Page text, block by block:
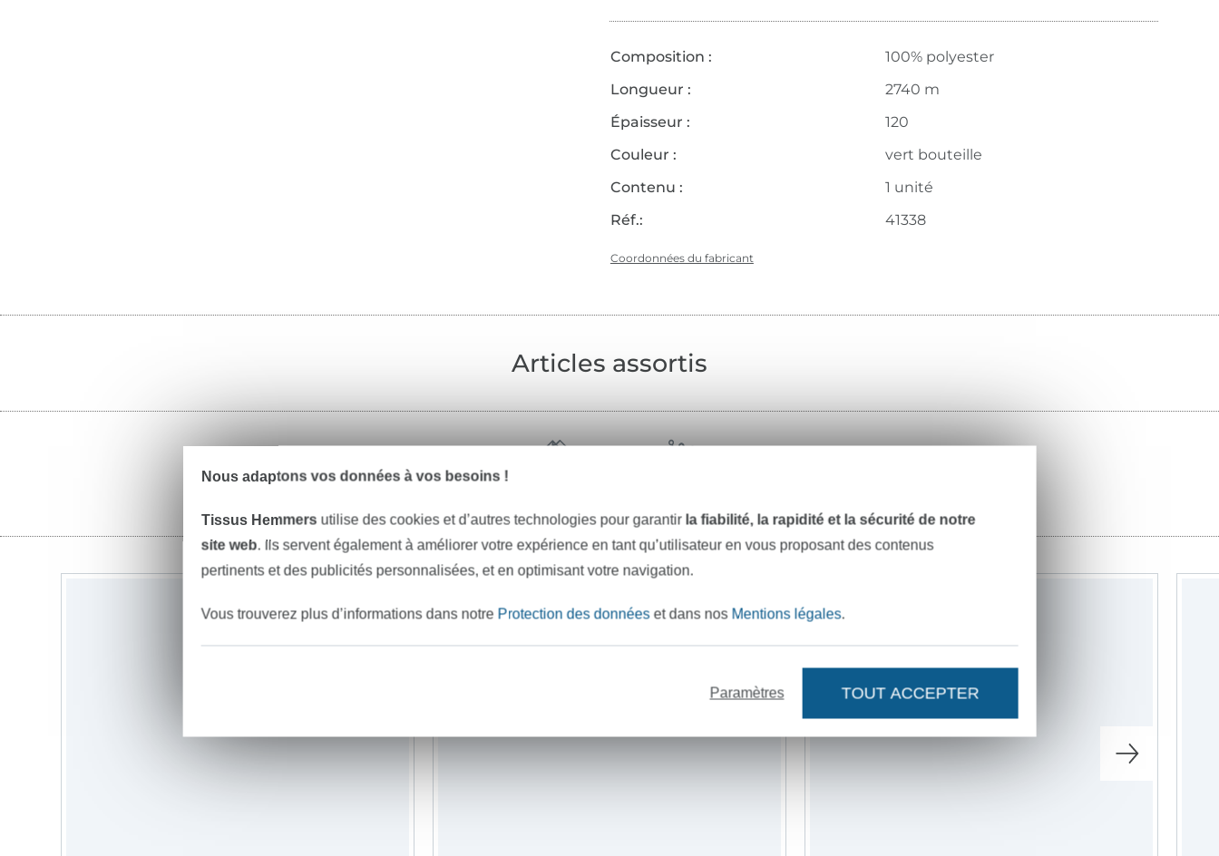
Composition :
100% polyester
Longueur :
2740 m
Épaisseur :
120
Couleur :
vert bouteille
Contenu :
1 unité
Réf.:
41338
Coordonnées du fabricant
Articles assortis
Nous adaptons vos données à vos besoins !
Tissus Hemmers utilise des cookies et d’autres technologies pour garantir la fiabilité, la rapidité et la sécurité de notre
site web. Ils servent également à améliorer votre expérience en tant qu’utilisateur en vous proposant des contenus
pertinents et des publicités personnalisées, et en optimisant votre navigation.
Vous trouverez plus d’informations dans notre Protection des donnéeset dans nos Mentions légales.
Paramètres TOUT ACCEPTER